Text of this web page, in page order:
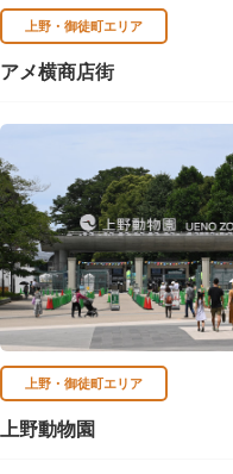
上野・御徒町エリア
アメ横商店街
上野・御徒町エリア
上野動物園